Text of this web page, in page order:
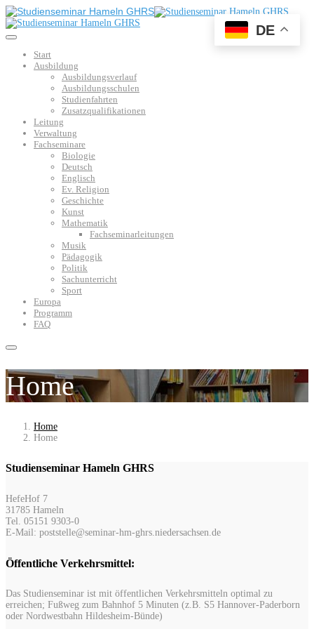
Start
Ausbildung
Ausbildungsverlauf
Ausbildungsschulen
Studienfahrten
Zusatzqualifikationen
Leitung
Verwaltung
Fachseminare
Biologie
Deutsch
Englisch
Ev. Religion
Geschichte
Kunst
Mathematik
Fachseminarleitungen
Musik
Pädagogik
Politik
Sachunterricht
Sport
Europa
Programm
FAQ
Home
Home
Home
Studienseminar Hameln GHRS
HefeHof 7
31785 Hameln
Tel. 05151 9303-0
E-Mail: poststelle@seminar-hm-ghrs.niedersachsen.de
Öffentliche Verkehrsmittel:
Das Studienseminar ist mit öffentlichen Verkehrsmitteln optimal zu
erreichen; Fußweg zum Bahnhof 5 Minuten (z.B. S5 Hannover-Paderborn
oder Nordwestbahn Hildesheim-Bünde)
DE